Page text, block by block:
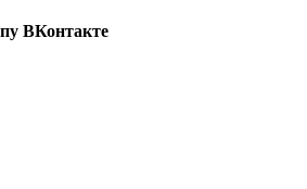
ВКонтакте